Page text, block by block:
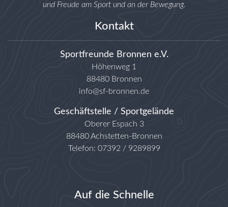
und Freude am Sport und an der Bewegung.
Kontakt
Sportfreunde Bronnen e.V.
Höhenweg 1
88480 Bronnen
info@sf-bronnen.de
Geschäftstelle / Sportgelände
Oberer Espach 3
88480 Achstetten-Bronnen
Telefon: 07392 / 9289899
Auf die Schnelle